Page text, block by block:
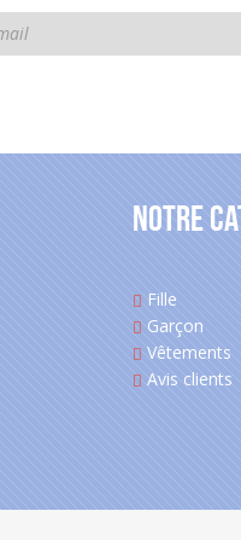
Notre
Fille
Garçon
Vêtements
Avis clients